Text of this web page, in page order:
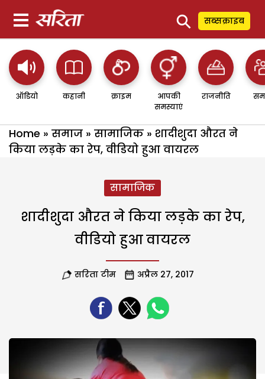
⚲ सब्सक्राइब
ऑडियो कहानी क्राइम
आपकी
समस्याएं
राजनीति
Home » समाज » सामाजिक » शादीशुदा औरत ने
किया लड़के का रेप, वीडियो हुआ वायरल
सामाजिक
शादीशुदा औरत ने किया लड़के का रेप,
वीडियो हुआ वायरल
सरिता टीम अप्रैल 27, 2017